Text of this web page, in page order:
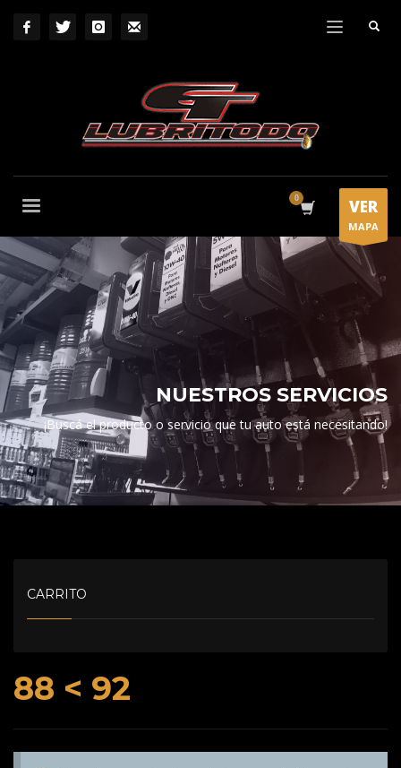
VER
MAPA
NUESTROS SERVICIOS
¡Buscá el producto o servicio que tu auto está necesitando!
88 < 92
CARRITO